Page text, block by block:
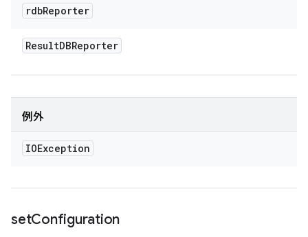
rdbReporter
ResultDBReporter
例外
IOException
setConfiguration